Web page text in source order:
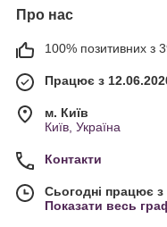
Про нас
100% позитивних з
Працює з
м. Київ
Київ, Україна
Контакти
Сьогодні працює
Показати весь